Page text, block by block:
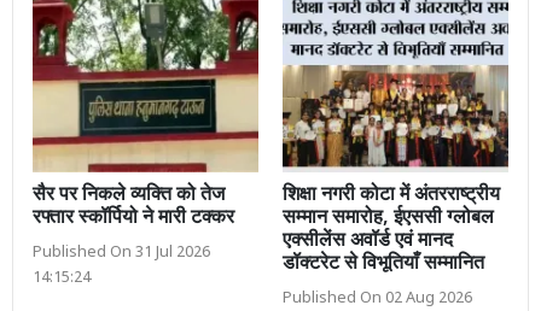
सैर पर निकले व्यक्ति को तेज
रफ्तार स्कॉर्पियो ने मारी टक्कर
Published On 31 Jul 2026
14:15:24
शिक्षा नगरी कोटा में अंतरराष्ट्रीय
सम्मान समारोह, ईएससी ग्लोबल
एक्सीलेंस अवॉर्ड एवं मानद
डॉक्टरेट से विभूतियाँ सम्मानित
Published On 02 Aug 2026